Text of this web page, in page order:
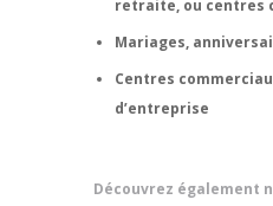
retraite, ou centres
Mariages,
Centres
d’entreprise
Découvrez également